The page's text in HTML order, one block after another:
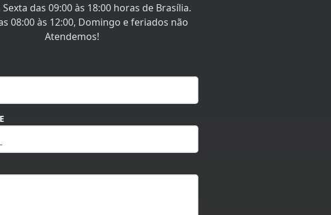
das 09:00 às 18:00 horas de Brasília.
08:00 às 12:00, Domingo e feriados não
Atendemos!